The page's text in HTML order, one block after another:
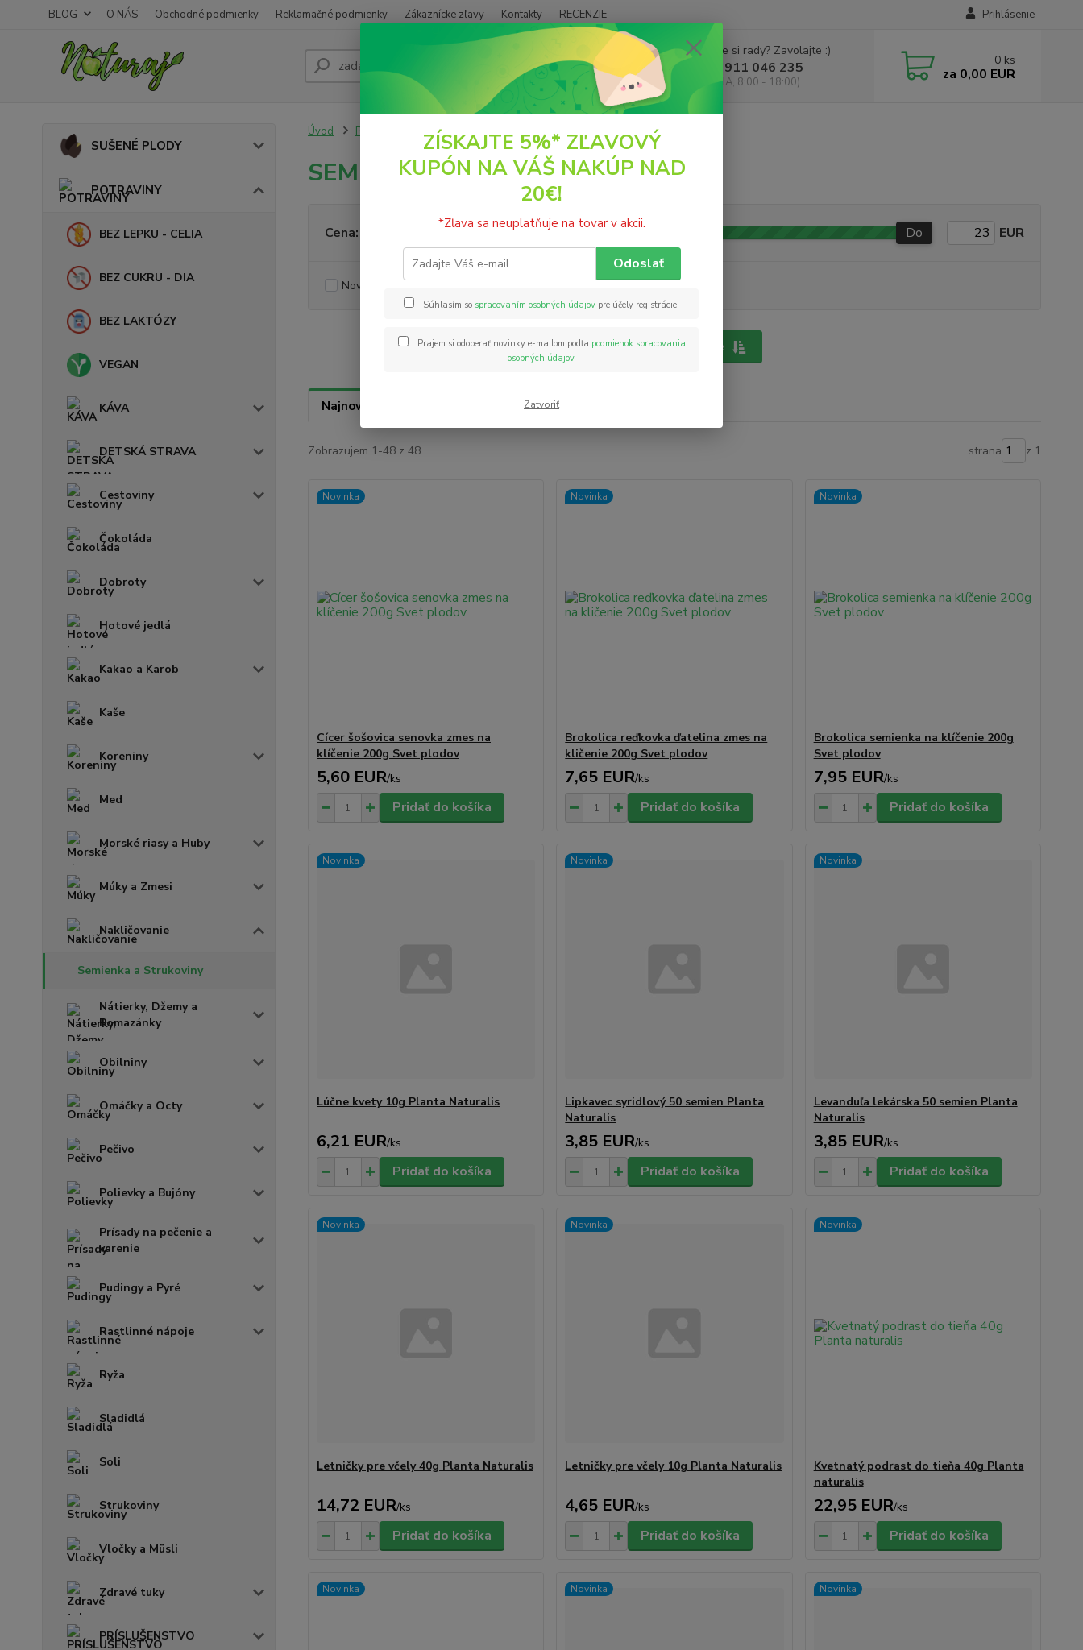
BLOG O NÁS Obchodné podmienky Reklamačné podmienky Zákaznícke zľavy Kontakty RECENZIE Prihlásenie
Hľadať
Neviete si rady? Zavolajte :)
+421 911 046 235
(PO - PIA, 8:00 - 18:00)
0 ks
za 0,00 EUR
SUŠENÉ PLODY
POTRAVINY
BEZ LEPKU - CELIA
BEZ CUKRU - DIA
BEZ LAKTÓZY
VEGAN
KÁVA
DETSKÁ STRAVA
Cestoviny
Čokoláda
Dobroty
Hotové jedlá
Kakao a Karob
Kaše
Koreniny
Med
Morské riasy a Huby
Múky a Zmesi
Nakličovanie
Semienka a Strukoviny
Nátierky, Džemy a
Pomazánky
Obilniny
Omáčky a Octy
Pečivo
Polievky a Bujóny
Prísady na pečenie a
varenie
Pudingy a Pyré
Rastlinné nápoje
Ryža
Sladidlá
Soli
Strukoviny
Vločky a Müsli
Zdravé tuky
PRÍSLUŠENSTVO
Úvod POTRAVINY Nakličovanie Semienka a Strukoviny
SEMIENKA A STRUKOVINY
Upresniť parametre
Cena: EUR Od Do EUR
Novinka Akcia Doprava ZADARMO
Najnovšie Najdrahšie
Zobrazujem 1-48 z 48 strana z 1
Novinka
Cícer šošovica senovka zmes na
klíčenie 200g Svet plodov
5,60 EUR/ks
Pridať do košíka
Novinka
Brokolica reďkovka ďatelina zmes na
kličenie 200g Svet plodov
7,65 EUR/ks
Pridať do košíka
Novinka
Brokolica semienka na klíčenie 200g
Svet plodov
7,95 EUR/ks
Pridať do košíka
Novinka
Lúčne kvety 10g Planta Naturalis
6,21 EUR/ks
Pridať do košíka
Novinka
Lipkavec syridlový 50 semien Planta
Naturalis
3,85 EUR/ks
Pridať do košíka
Novinka
Levanduľa lekárska 50 semien Planta
Naturalis
3,85 EUR/ks
Pridať do košíka
Novinka
Letničky pre včely 40g Planta Naturalis
14,72 EUR/ks
Pridať do košíka
Novinka
Letničky pre včely 10g Planta Naturalis
4,65 EUR/ks
Pridať do košíka
Novinka
Kvetnatý podrast do tieňa 40g Planta
naturalis
22,95 EUR/ks
Pridať do košíka
Novinka Novinka Novinka
ZÍSKAJTE 5%* ZĽAVOVÝ
KUPÓN NA VÁŠ NAKÚP NAD
20€!
*Zľava sa neuplatňuje na tovar v akcii.
Odoslať
Súhlasím so spracovaním osobných údajov pre účely registrácie.
Prajem si odoberať novinky e-mailom podľa podmienok spracovania
osobných údajov.
Zatvoriť